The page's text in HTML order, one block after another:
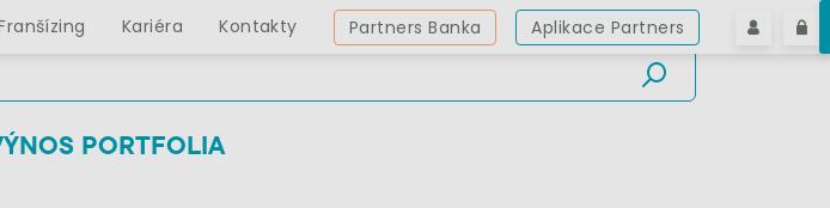
Kariéra Kontakty Partners Banka Aplikace Partners
PORTFOLIA